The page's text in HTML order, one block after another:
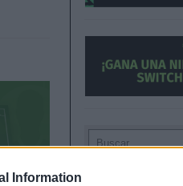
Information